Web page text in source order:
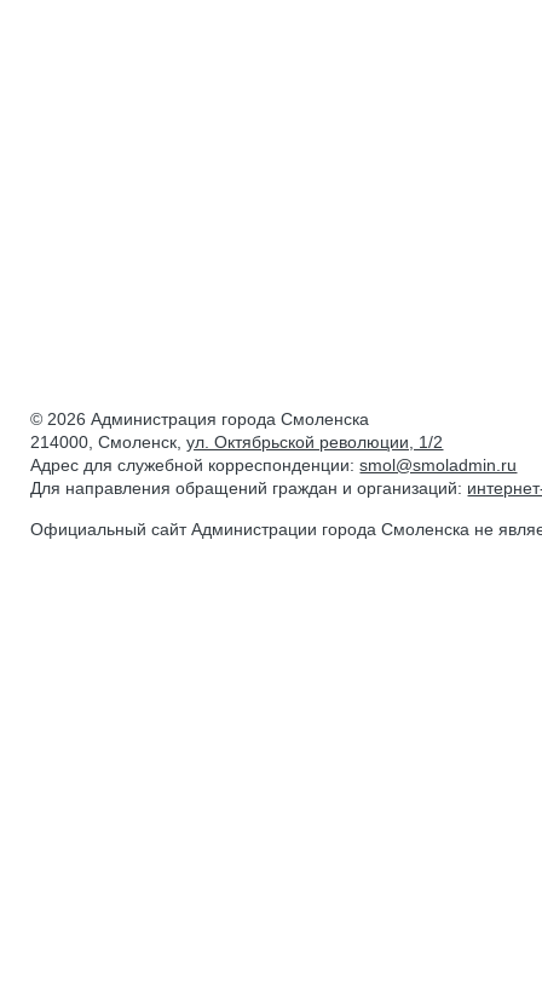
© 2026 Администрация города Смоленска
214000, Смоленск,ул. Октябрьской революции, 1/2
Адрес для служебной корреспонденции:smol@smoladmin.ru
Для направления обращений граждан и организаций:
Официальный сайт Администрации города Смоленска не